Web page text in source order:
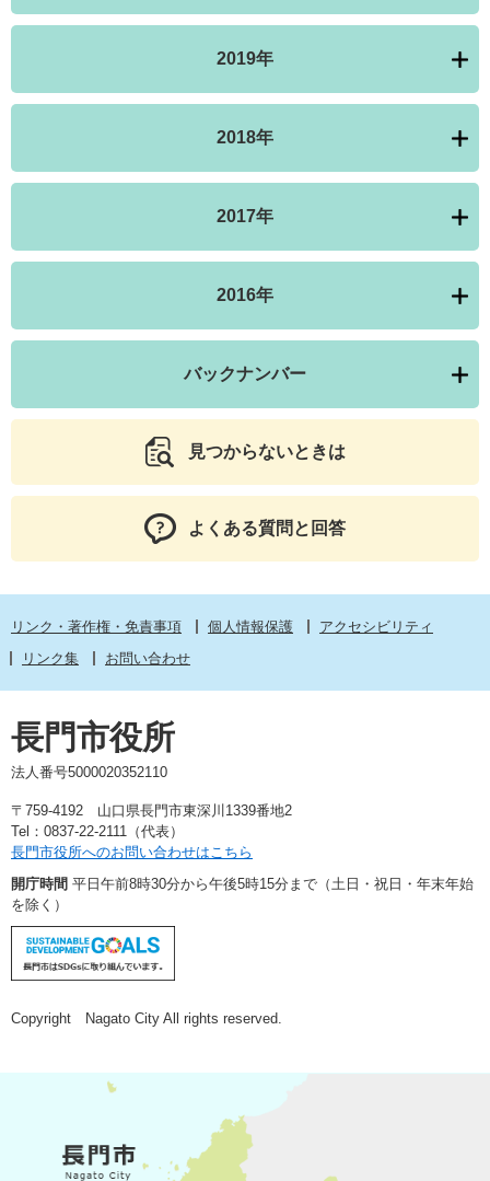
2019年
2018年
2017年
2016年
バックナンバー
見つからないときは
よくある質問と回答
リンク・著作権・免責事項 個人情報保護
アクセシビリティ
リンク集
お問い合わせ
長門市役所
法人番号5000020352110
〒759-4192 山口県長門市東深川1339番地2
Tel：0837-22-2111（代表）
長門市役所へのお問い合わせはこちら
開庁時間 平日午前8時30分から午後5時15分まで（土日・祝日・年末年始
を除く）
Copyright Nagato City All rights reserved.